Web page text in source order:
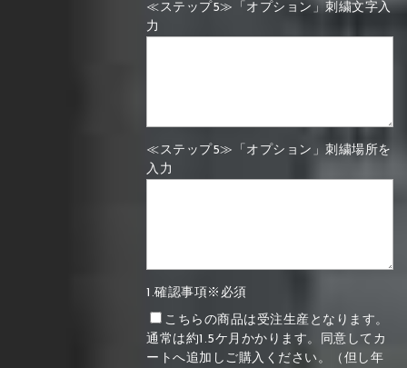
≪ステップ5≫「オプション」刺繍文字入
力
≪ステップ5≫「オプション」刺繍場所を
入力
1.確認事項※必須
こちらの商品は受注生産となります。
通常は約1.5ケ月かかります。同意してカ
ートへ追加しご購入ください。（但し年